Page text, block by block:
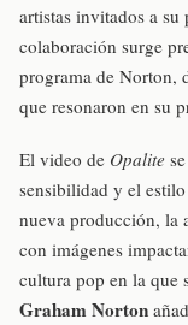
artistas invitados a
colaboración surge
programa de Norton,
que resonaron en su
El video de Opalite
sensibilidad y el
nueva producción, la
con imágenes
cultura pop en la que
Graham Norton